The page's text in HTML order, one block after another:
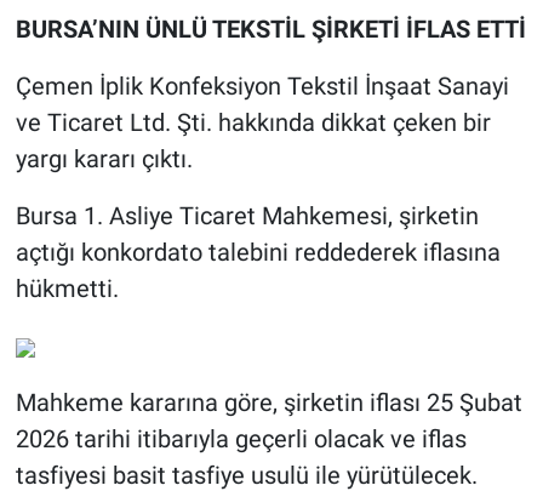
BURSA’NIN ÜNLÜ TEKSTİL ŞİRKETİ İFLAS ETTİ
Çemen İplik Konfeksiyon Tekstil İnşaat Sanayi
ve Ticaret Ltd. Şti. hakkında dikkat çeken bir
yargı kararı çıktı.
Bursa 1. Asliye Ticaret Mahkemesi, şirketin
açtığı konkordato talebini reddederek iflasına
hükmetti.
Mahkeme kararına göre, şirketin iflası 25 Şubat
2026 tarihi itibarıyla geçerli olacak ve iflas
tasfiyesi basit tasfiye usulü ile yürütülecek.